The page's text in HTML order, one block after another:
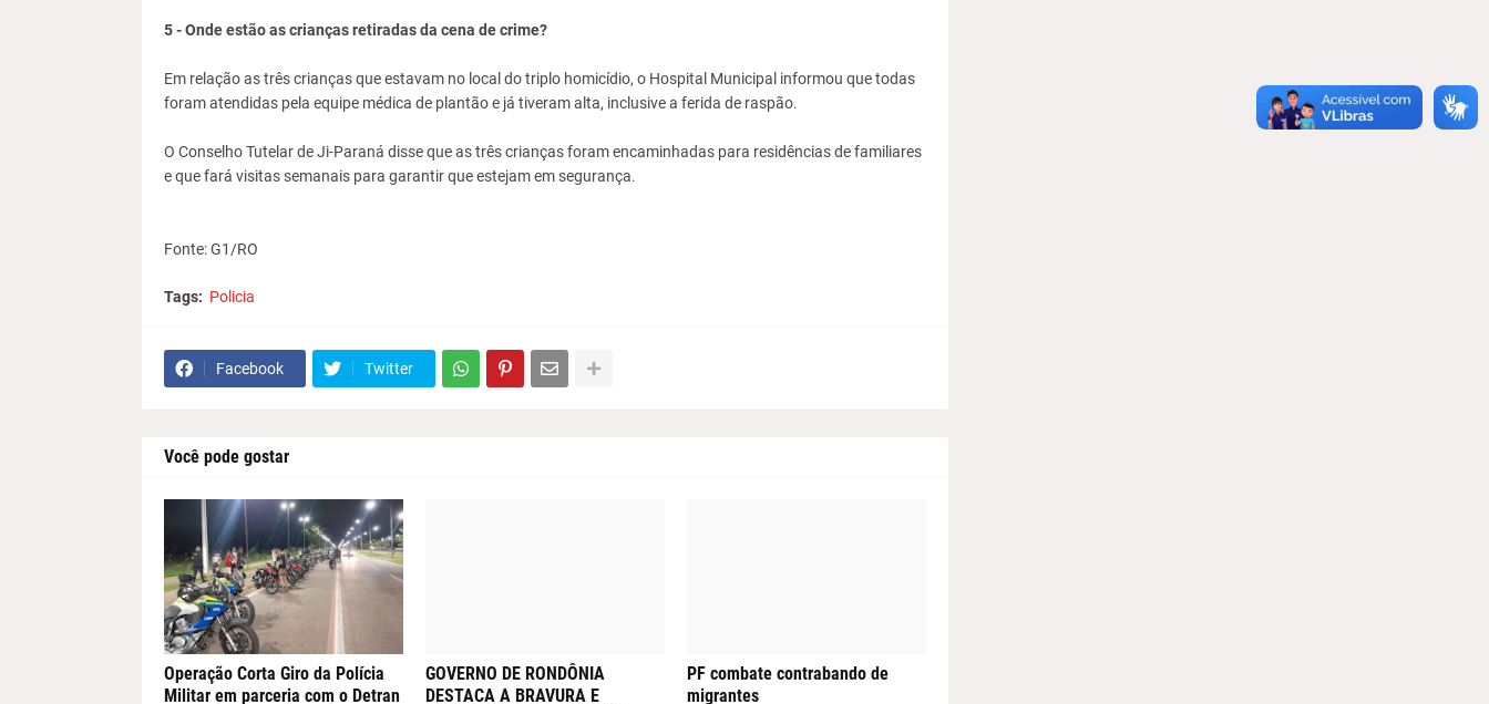
5 - Onde estão as crianças retiradas da cena de crime?
Em relação as três crianças que estavam no local do triplo homicídio, o Hospital Municipal informou que todas
foram atendidas pela equipe médica de plantão e já tiveram alta, inclusive a ferida de raspão.
O Conselho Tutelar de Ji-Paraná disse que as três crianças foram encaminhadas para residências de familiares
e que fará visitas semanais para garantir que estejam em segurança.
Fonte: G1/RO
Tags: Policia
Facebook Twitter
Você pode gostar
Operação Corta Giro da Polícia
Militar em parceria com o Detran
GOVERNO DE RONDÔNIA
DESTACA A BRAVURA E
PF combate contrabando de
migrantes